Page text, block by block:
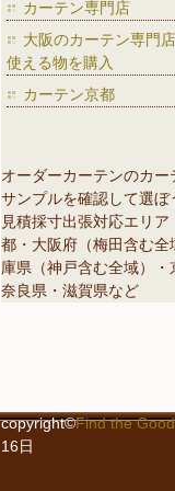
カーテン専門店
大阪のカーテン専門
使える物を購入
カーテン京都
オーダーカーテンのカー
サンプルを確認して選ぼ
見積採寸出張対応エリア
都・大阪府（梅田含む全
庫県（神戸含む全域）・
奈良県・滋賀県など
copyright©Find the
16日